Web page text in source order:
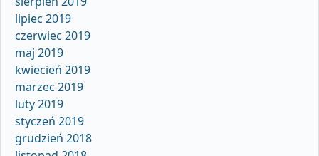
lipiec 2019
czerwiec 2019
maj 2019
kwiecień 2019
marzec 2019
luty 2019
styczeń 2019
grudzień 2018